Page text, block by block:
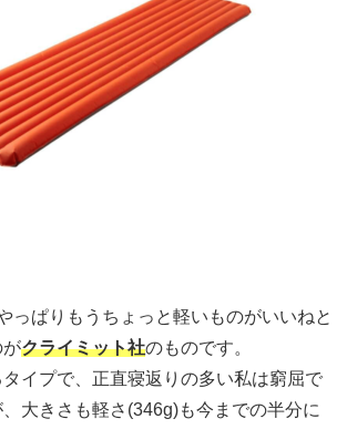
っぱりもうちょっと軽いものがいいねと
がクライミット社のものです。
イプで、正直寝返りの多い私は窮屈で
大きさも軽さ(346g)も今までの半分に